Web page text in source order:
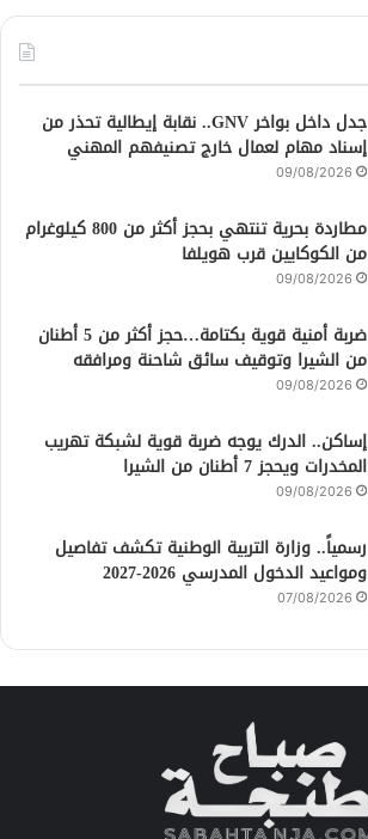
جدل داخل بواخر GNV.. نقابة إيطالية تحذر من
إسناد مهام لعمال خارج تصنيفهم المهني
09/08/2026
مطاردة بحرية تنتهي بحجز أكثر من 800 كيلوغرام
من الكوكايين قرب هويلفا
09/08/2026
ضربة أمنية قوية بكتامة…حجز أكثر من 5 أطنان
من الشيرا وتوقيف سائق شاحنة ومرافقه
09/08/2026
إساكن.. الدرك يوجه ضربة قوية لشبكة تهريب
المخدرات ويحجز 7 أطنان من الشيرا
09/08/2026
رسمياً.. وزارة التربية الوطنية تكشف تفاصيل
ومواعيد الدخول المدرسي 2026-2027
07/08/2026